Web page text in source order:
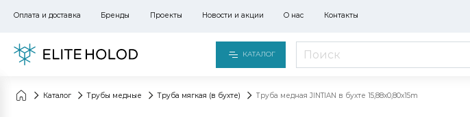
Оплата и доставка Бренды Проекты Новости и акции О нас Контакты
КАТАЛОГ
Каталог Трубы медные Труба мягкая (в бухте) Труба медная JINTIAN в бухте 15,88x0,80x15m